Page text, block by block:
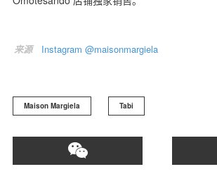
来源 Instagram @maisonmargiela
Maison Margiela Tabi